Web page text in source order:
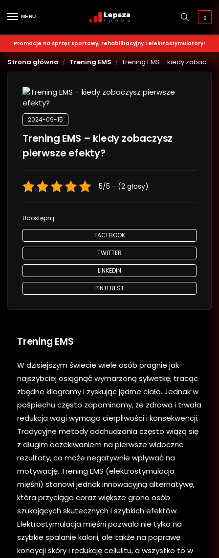
MENU 0
Promocje na sprzęt sportowy, rehabilitacyjny i elektrostymulatory!
Strona główna / Trening EMS / Trening EMS – kiedy zobaczysz pierwsze efekty?
2024-09-15
Trening EMS – kiedy zobaczysz
pierwsze efekty?
5/5 - (2 głosy)
Udostępnij:
FACEBOOK
TWITTER
LINKEDIN
PINTEREST
Trening EMS
W dzisiejszym świecie wiele osób pragnie jak
najszybciej osiągnąć wymarzoną sylwetkę, tracąc
zbędne kilogramy i zyskując jędrne ciało. Jednak w
pośpiechu często zapominamy, że zdrowa i trwała
redukcja wagi wymaga cierpliwości i konsekwencji.
Tradycyjne metody odchudzania często wiążą się
z długim oczekiwaniem na pierwsze widoczne
rezultaty, co może negatywnie wpływać na
motywację. Trening EMS (elektrostymulacja
mięśni) stanowi jednak innowacyjną alternatywę,
która przyciąga coraz większe grono osób
szukających skutecznych i szybkich efektów.
Elektrostymulacja mięśni pozwala nie tylko na
szybkie spalanie kalorii, ale także na poprawę
kondycji skóry i redukcję cellulitu, a wszystko to w